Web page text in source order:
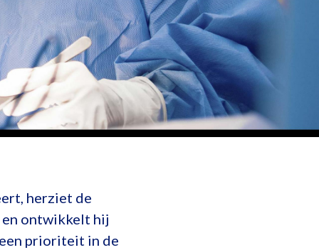
herziet de
ontwikkelt hij
prioriteit in de